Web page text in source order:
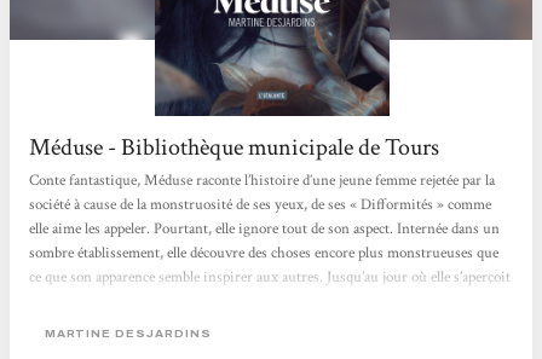
Méduse - Bibliothèque municipale de Tours
Conte fantastique, Méduse raconte l’histoire d’une jeune femme rejetée par la
société à cause de la monstruosité de ses yeux, de ses « Difformités » comme
elle aime les appeler. Pourtant, elle ignore tout de son aspect. Internée dans un
sombre établissement, elle découvre des choses encore plus monstrueuses que
ce que son apparence semble inspirer aux autres. Jusqu’au jour où elle s’aperçoit
sauver… Martine Desjardins nous offre une histoire captivante au...
MARTINE DESJARDINS